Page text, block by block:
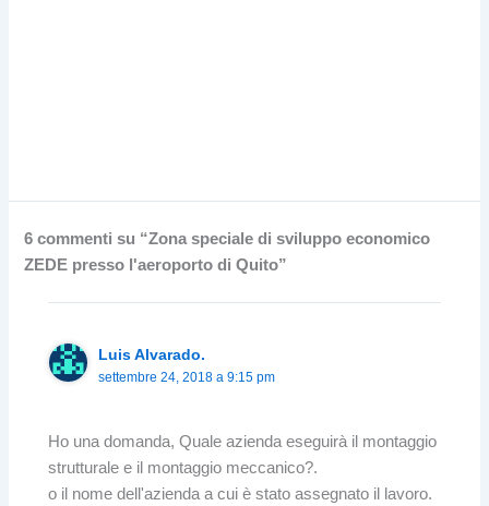
6 commenti su “Zona speciale di sviluppo economico
ZEDE presso l'aeroporto di Quito”
Luis Alvarado.
settembre 24, 2018 a 9:15 pm
Ho una domanda, Quale azienda eseguirà il montaggio
strutturale e il montaggio meccanico?.
o il nome dell'azienda a cui è stato assegnato il lavoro.